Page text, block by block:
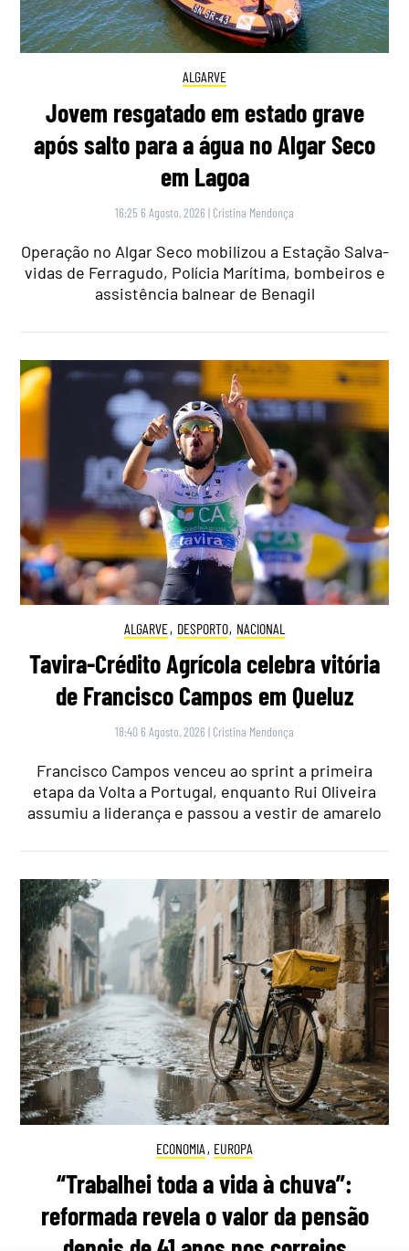
ALGARVE
Jovem resgatado em estado grave
após salto para a água no Algar Seco
em Lagoa
16:25 6 Agosto, 2026 | Cristina Mendonça
Operação no Algar Seco mobilizou a Estação Salva-
vidas de Ferragudo, Polícia Marítima, bombeiros e
assistência balnear de Benagil
ALGARVE, DESPORTO, NACIONAL
Tavira-Crédito Agrícola celebra vitória
de Francisco Campos em Queluz
18:40 6 Agosto, 2026 | Cristina Mendonça
Francisco Campos venceu ao sprint a primeira
etapa da Volta a Portugal, enquanto Rui Oliveira
assumiu a liderança e passou a vestir de amarelo
ECONOMIA , EUROPA
“Trabalhei toda a vida à chuva”:
reformada revela o valor da pensão